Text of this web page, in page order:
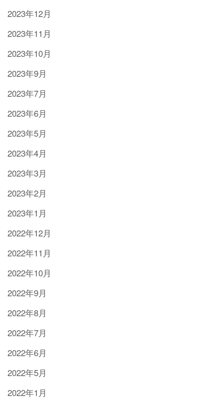
2023年12月
2023年11月
2023年10月
2023年9月
2023年7月
2023年6月
2023年5月
2023年4月
2023年3月
2023年2月
2023年1月
2022年12月
2022年11月
2022年10月
2022年9月
2022年8月
2022年7月
2022年6月
2022年5月
2022年1月